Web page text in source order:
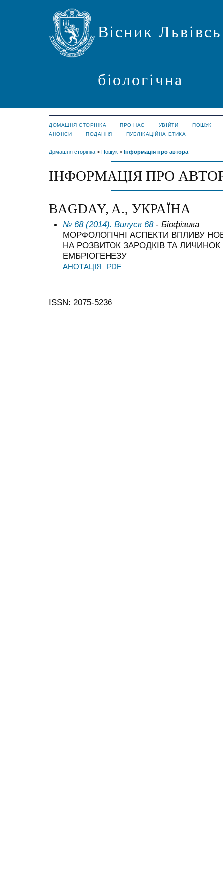
Вісник
біологічна
ДОМАШНЯ СТОРІНКА ПРО НАС УВІЙТИ
ПОШУК
АНОНСИ
ПОДАННЯ ПУБЛІКАЦІЙНА ЕТИКА
Домашня сторінка > Пошук > Інформація про автора
ІНФОРМАЦІЯ ПРО
BAGDAY, A., УКРАЇНА
№ 68 (2014): Випуск 68- Біофізика
МОРФОЛОГІЧНІ АСПЕКТИ ВПЛИВУ
НА РОЗВИТОК ЗАРОДКІВ ТА
ЕМБРІОГЕНЕЗУ
АНОТАЦІЯ PDF
ISSN: 2075-5236